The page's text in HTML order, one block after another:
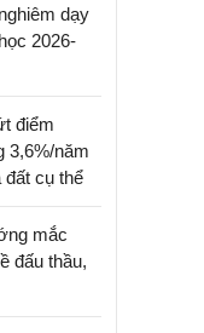
dạy
2026-
điểm
3,6%/năm
cụ thể
mắc
đấu thầu,